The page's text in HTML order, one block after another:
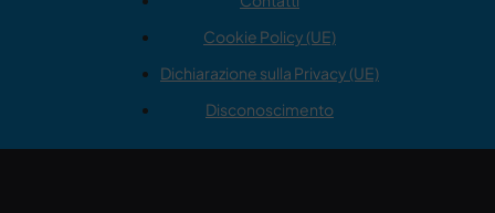
Cookie Policy (UE)
Dichiarazione sulla Privacy (UE)
Disconoscimento